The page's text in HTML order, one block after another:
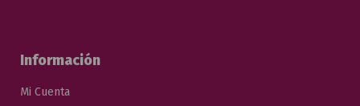
Información
Mi Cuenta